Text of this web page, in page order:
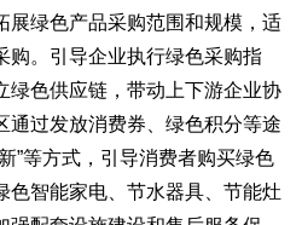
展绿色产品采购范围和规模，适
购。引导企业执行绿色采购指
绿色供应链，带动上下游企业协
通过发放消费券、绿色积分等途
”等方式，引导消费者购买绿色
色智能家电、节水器具、节能灶